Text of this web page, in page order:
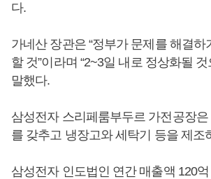
다.
가네산 장관은 “정부가 문제를 해결하
할 것”이라며 “2~3일 내로 정상화될
말했다.
삼성전자 스리페룸부두르 가전공장
를 갖추고 냉장고와 세탁기 등을 제조
삼성전자 인도법인 연간 매출액 120